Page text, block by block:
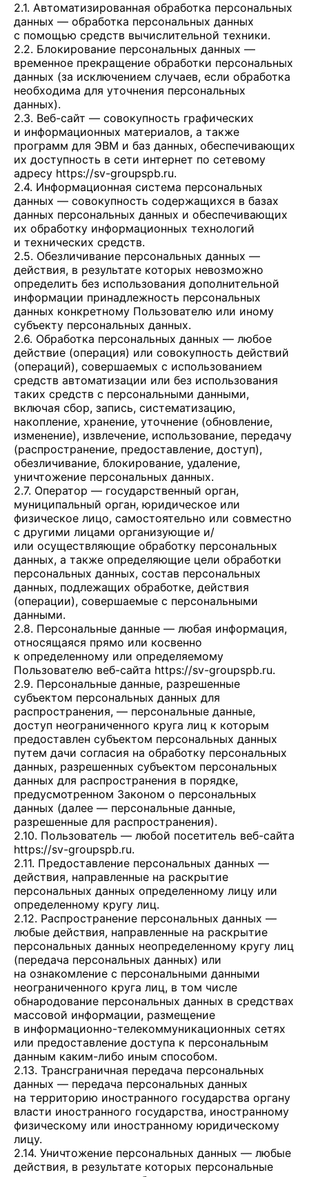
2.1. Автоматизированная обработка персональных
данных — обработка персональных данных
с помощью средств вычислительной техники.
2.2. Блокирование персональных данных —
временное прекращение обработки персональных
данных (за исключением случаев, если обработка
необходима для уточнения персональных
данных).
2.3. Веб-сайт — совокупность графических
и информационных материалов, а также
программ для ЭВМ и баз данных, обеспечивающих
их доступность в сети интернет по сетевому
адресу https://sv-groupspb.ru.
2.4. Информационная система персональных
данных — совокупность содержащихся в базах
данных персональных данных и обеспечивающих
их обработку информационных технологий
и технических средств.
2.5. Обезличивание персональных данных —
действия, в результате которых невозможно
определить без использования дополнительной
информации принадлежность персональных
данных конкретному Пользователю или иному
субъекту персональных данных.
2.6. Обработка персональных данных — любое
действие (операция) или совокупность действий
(операций), совершаемых с использованием
средств автоматизации или без использования
таких средств с персональными данными,
включая сбор, запись, систематизацию,
накопление, хранение, уточнение (обновление,
изменение), извлечение, использование, передачу
(распространение, предоставление, доступ),
обезличивание, блокирование, удаление,
уничтожение персональных данных.
2.7. Оператор — государственный орган,
муниципальный орган, юридическое или
физическое лицо, самостоятельно или совместно
с другими лицами организующие и/
или осуществляющие обработку персональных
данных, а также определяющие цели обработки
персональных данных, состав персональных
данных, подлежащих обработке, действия
(операции), совершаемые с персональными
данными.
2.8. Персональные данные — любая информация,
относящаяся прямо или косвенно
к определенному или определяемому
Пользователю веб-сайта https://sv-groupspb.ru.
2.9. Персональные данные, разрешенные
субъектом персональных данных для
распространения, — персональные данные,
доступ неограниченного круга лиц к которым
предоставлен субъектом персональных данных
путем дачи согласия на обработку персональных
данных, разрешенных субъектом персональных
данных для распространения в порядке,
предусмотренном Законом о персональных
данных (далее — персональные данные,
разрешенные для распространения).
2.10. Пользователь — любой посетитель веб-сайта
https://sv-groupspb.ru.
2.11. Предоставление персональных данных —
действия, направленные на раскрытие
персональных данных определенному лицу или
определенному кругу лиц.
2.12. Распространение персональных данных —
любые действия, направленные на раскрытие
персональных данных неопределенному кругу лиц
(передача персональных данных) или
на ознакомление с персональными данными
неограниченного круга лиц, в том числе
обнародование персональных данных в средствах
массовой информации, размещение
в информационно-телекоммуникационных сетях
или предоставление доступа к персональным
данным каким-либо иным способом.
2.13. Трансграничная передача персональных
данных — передача персональных данных
на территорию иностранного государства органу
власти иностранного государства, иностранному
физическому или иностранному юридическому
лицу.
2.14. Уничтожение персональных данных — любые
действия, в результате которых персональные